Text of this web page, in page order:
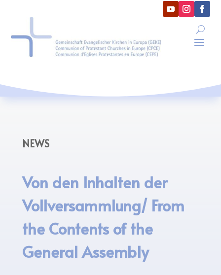
NEWS
Von den Inhalten der
Vollversammlung/ From
the Contents of the
General Assembly